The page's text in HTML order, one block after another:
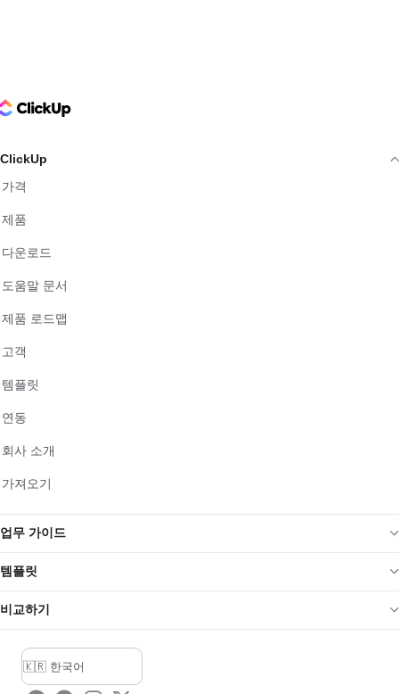
Logo
ClickUp
가격
제품
다운로드
도움말 문서
제품 로드맵
고객
템플릿
연동
회사 소개
가져오기
업무 가이드
템플릿
비교하기